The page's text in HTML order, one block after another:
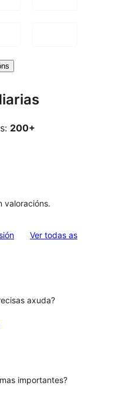
200+
valoracións.
Ver todas asvaloracións
axuda?
importantes?